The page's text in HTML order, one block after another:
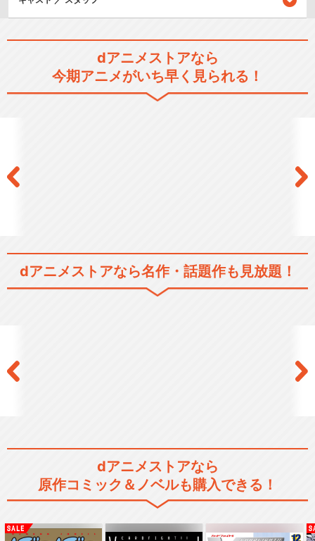
dアニメストアなら
今期アニメがいち早く見られる！
dアニメストアなら名作・話題作も見放題！
dアニメストアなら
原作コミック＆ノベルも購入できる！